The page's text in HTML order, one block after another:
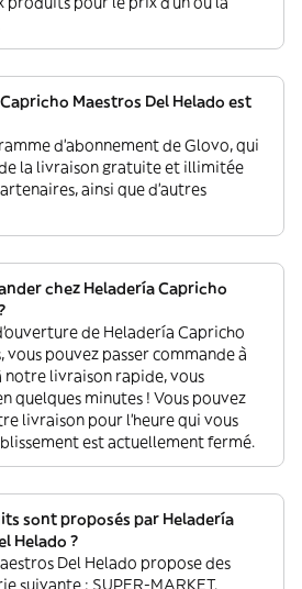
Maestros Del Helado est
d’abonnement de Glovo, qui
la livraison gratuite et illimitée
ainsi que d’autres
chez Heladería Capricho
de Heladería Capricho
vous pouvez passer commande à
livraison rapide, vous
quelques minutes ! Vous pouvez
livraison pour l'heure qui vous
est actuellement fermé.
sont proposés par Heladería
Helado ?
Del Helado propose des
suivante : SUPER-MARKET.